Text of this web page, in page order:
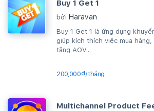
Buy 1 Get 1
bởi Haravan
Buy 1 Get 1 là ứng dụng
giúp kích thích việc mua hàng,
tăng AOV...
200,000₫/tháng
Multichannel Product